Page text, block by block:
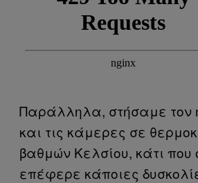
Παράλληλα, στήσαμε τον
και τις κάμερες σε
βαθμών Κελσίου, κάτι που
επέφερε κάποιες